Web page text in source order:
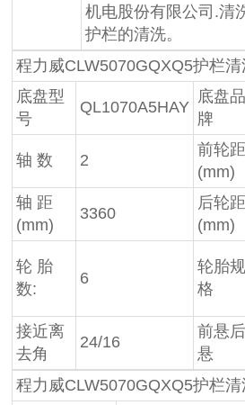
机电股份有限公司.清
护栏的清洗。
程力威CLW5070GQXQ5护栏
底盘型
号
QL1070A5HAY
底盘品
牌
轴 数 2
前轮距
(mm)
轴 距
(mm)
3360
后轮距
(mm)
轮 胎
数:
6
轮胎规
格
接近离
去角
24/16
前悬后
悬
程力威CLW5070GQXQ5护栏